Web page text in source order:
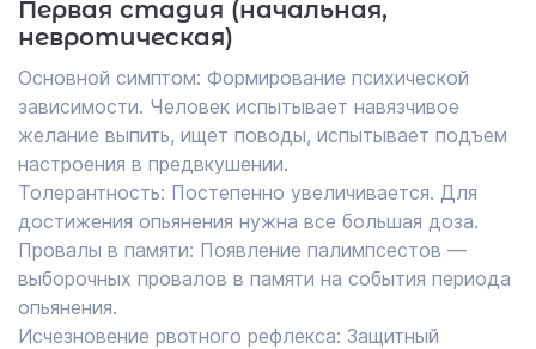
Первая стадия (начальная,
невротическая)
Основной симптом: Формирование психической
зависимости. Человек испытывает навязчивое
желание выпить, ищет поводы, испытывает подъем
настроения в предвкушении.
Толерантность: Постепенно увеличивается. Для
достижения опьянения нужна все большая доза.
Провалы в памяти: Появление палимпсестов —
выборочных провалов в памяти на события периода
опьянения.
Исчезновение рвотного рефлекса: Защитный